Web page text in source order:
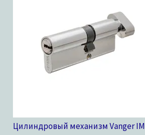
Цилиндровый механизм Vanger IM